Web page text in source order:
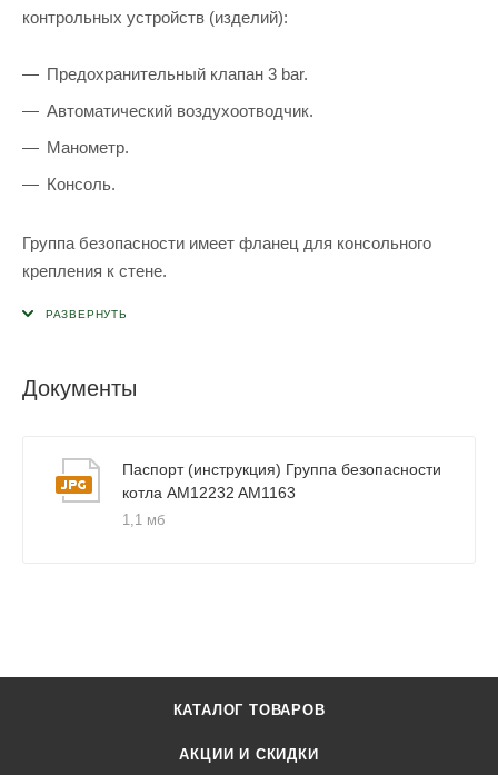
контрольных устройств (изделий):
Предохранительный клапан 3 bar.
Автоматический воздухоотводчик.
Манометр.
Консоль.
Группа безопасности имеет фланец для консольного
крепления к стене.
Документы
Паспорт (инструкция) Группа безопасности
котла AM12232 AM1163
1,1 мб
КАТАЛОГ ТОВАРОВ
АКЦИИ И СКИДКИ